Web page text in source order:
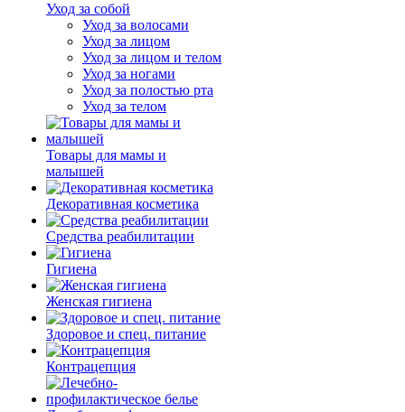
Уход за собой
Уход за волосами
Уход за лицом
Уход за лицом и телом
Уход за ногами
Уход за полостью рта
Уход за телом
Товары для мамы и
малышей
Декоративная косметика
Средства реабилитации
Гигиена
Женская гигиена
Здоровое и спец. питание
Контрацепция